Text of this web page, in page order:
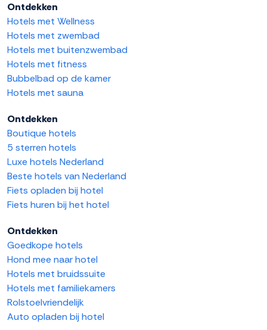
Ontdekken
Hotels met Wellness
Hotels met zwembad
Hotels met buitenzwembad
Hotels met fitness
Bubbelbad op de kamer
Hotels met sauna
Ontdekken
Boutique hotels
5 sterren hotels
Luxe hotels Nederland
Beste hotels van Nederland
Fiets opladen bij hotel
Fiets huren bij het hotel
Ontdekken
Goedkope hotels
Hond mee naar hotel
Hotels met bruidssuite
Hotels met familiekamers
Rolstoelvriendelijk
Auto opladen bij hotel